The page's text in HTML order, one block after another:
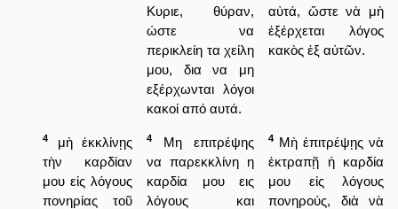
Κυριε, θύραν,
ώστε να
περικλείη τα χείλη
μου, δια να μη
εξέρχωνται λόγοι
κακοί από αυτά.
αὐτά, ὥστε νὰ μὴ
ἐξέρχεται λόγος
κακὸς ἐξ αὐτῶν.
4
μὴ ἐκκλίνῃς
τὴν καρδίαν
μου εἰς λόγους
πονηρίας τοῦ
4
Μη επιτρέψης
να παρεκκλίνη η
καρδία μου εις
λόγους και
4 Μὴ ἐπιτρέψῃς νὰ
ἐκτραπῇ ἡ καρδία
μου εἰς λόγους
πονηρούς, διὰ νὰ